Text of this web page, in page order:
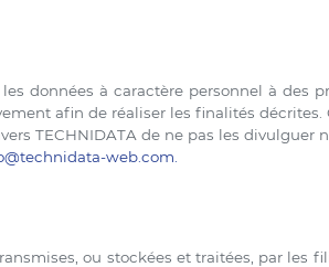
données à caractère personnel à des
afin de réaliser les finalités décrites.
TECHNIDATA de ne pas les divulguer
web.com
ou stockées et traitées, par les